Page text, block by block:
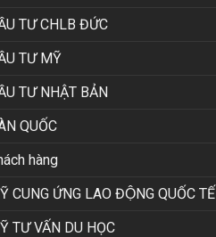
TƯ CHLB ĐỨC
TƯ MỸ
TƯ NHẬT BẢN
QUỐC
hàng
CUNG ỨNG LAO ĐỘNG QUỐC TẾ
TƯ VẤN DU HỌC